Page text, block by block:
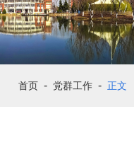
首页 - 党群工作 - 正文